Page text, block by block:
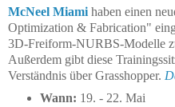
McNeel Miami haben einen
Optimization & Fabrication"
3D-Freiform-NURBS-Modelle
Außerdem gibt diese
Verständnis über Grasshopper.
Wann: 19. - 22. Mai